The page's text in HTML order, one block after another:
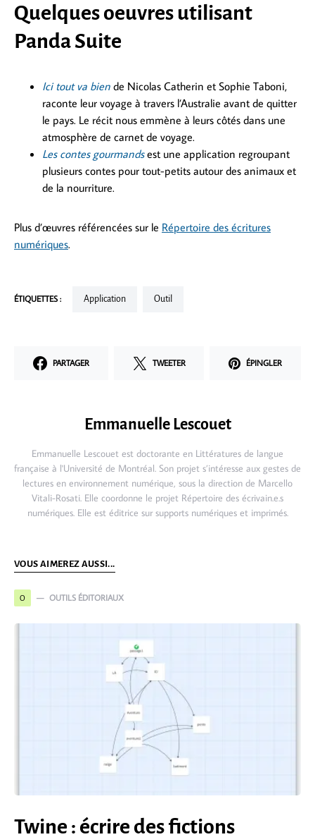
Quelques oeuvres utilisant
Panda Suite
Ici tout va bien de Nicolas Catherin et Sophie Taboni,
raconte leur voyage à travers l’Australie avant de quitter
le pays. Le récit nous emmène à leurs côtés dans une
atmosphère de carnet de voyage.
Les contes gourmandsest une application regroupant
plusieurs contes pour tout-petits autour des animaux et
de la nourriture.
Plus d’œuvres référencées sur le Répertoire des écritures
numériques.
ÉTIQUETTES : Application Outil
PARTAGER TWEETER ÉPINGLER
Emmanuelle Lescouet
Emmanuelle Lescouet est doctorante en Littératures de langue
française à l'Université de Montréal. Son projet s’intéresse aux gestes de
lectures en environnement numérique, sous la direction de Marcello
Vitali-Rosati. Elle coordonne le projet Répertoire des écrivain.e.s
numériques. Elle est éditrice sur supports numériques et imprimés.
VOUS AIMEREZ AUSSI...
O OUTILS ÉDITORIAUX
Twine : écrire des fictions